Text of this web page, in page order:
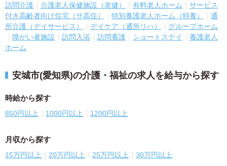
訪問介護 介護老人保健施設（老健） 有料老人ホーム
サービス
付き高齢者向け住宅（サ高住）
特別養護老人ホーム（特養）
通
所介護（デイサービス）
デイケア（通所リハ）
グループホーム
障がい者施設
訪問入浴 訪問看護 ショートステイ
養護老人
ホーム
安城市(愛知県)の介護・福祉の求人を給与から探す
時給から探す
850円以上 1000円以上 1200円以上
月収から探す
15万円以上 20万円以上 25万円以上 30万円以上